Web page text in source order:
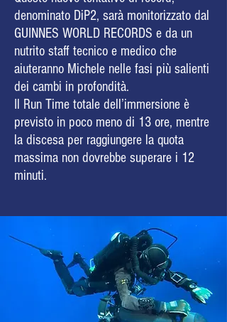
denominato DiP2, sarà monitorizzato dal
GUINNES WORLD RECORDS e da un
nutrito staff tecnico e medico che
aiuteranno Michele nelle fasi più salienti
dei cambi in profondità.
Il Run Time totale dell’immersione è
previsto in poco meno di 13 ore, mentre
la discesa per raggiungere la quota
massima non dovrebbe superare i 12
minuti.